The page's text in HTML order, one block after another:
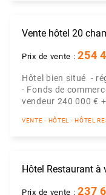
Vente hôtel 20
Prix de vente :254
Hôtel bien situé -
- Fonds de
vendeur 240 000 €
VENTE - HÔTEL - HÔTEL
Hôtel Restaurant à
Prix de vente :237